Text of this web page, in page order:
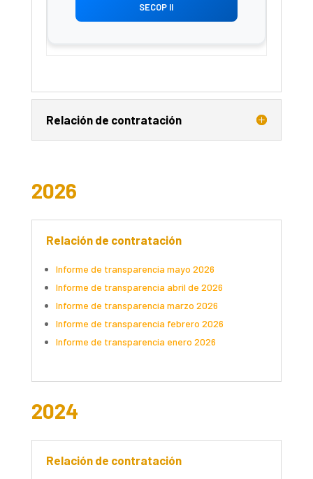
SECOP II
Relación de contratación
2026
Relación de contratación
Informe de transparencia mayo 2026
Informe de transparencia abril de 2026
Informe de transparencia marzo 2026
Informe de transparencia febrero 2026
Informe de transparencia enero 2026
2024
Relación de contratación